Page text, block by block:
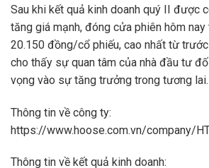
Sau khi kết quả kinh doanh quý II được
tăng giá mạnh, đóng cửa phiên hôm
20.150 đồng/cổ phiếu, cao nhất từ
cho thấy sự quan tâm của nhà đầu tư
vọng vào sự tăng trưởng trong tương lai.
Thông tin về công ty:
https://www.hoose.com.vn/company/
Thông tin về kết quả kinh doanh: